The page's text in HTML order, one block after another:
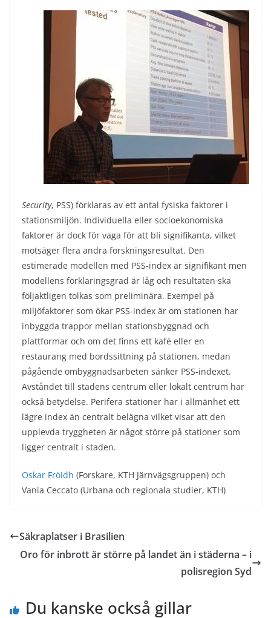
Security, PSS) förklaras av ett antal fysiska faktorer i
stationsmiljön. Individuella eller socioekonomiska
faktorer är dock för vaga för att bli signifikanta, vilket
motsäger flera andra forskningsresultat. Den
estimerade modellen med PSS-index är signifikant men
modellens förklaringsgrad är låg och resultaten ska
följaktligen tolkas som preliminära. Exempel på
miljöfaktorer som ökar PSS-index är om stationen har
inbyggda trappor mellan stationsbyggnad och
plattformar och om det finns ett kafé eller en
restaurang med bordssittning på stationen, medan
pågående ombyggnadsarbeten sänker PSS-indexet.
Avståndet till stadens centrum eller lokalt centrum har
också betydelse. Perifera stationer har i allmänhet ett
lägre index än centralt belägna vilket visar att den
upplevda tryggheten är något större på stationer som
ligger centralt i staden.
Oskar Fröidh (Forskare, KTH Järnvägsgruppen) och
Vania Ceccato (Urbana och regionala studier, KTH)
Säkraplatser i Brasilien
Oro för inbrott är större på landet än i städerna – i
polisregion Syd
Du kanske också gillar